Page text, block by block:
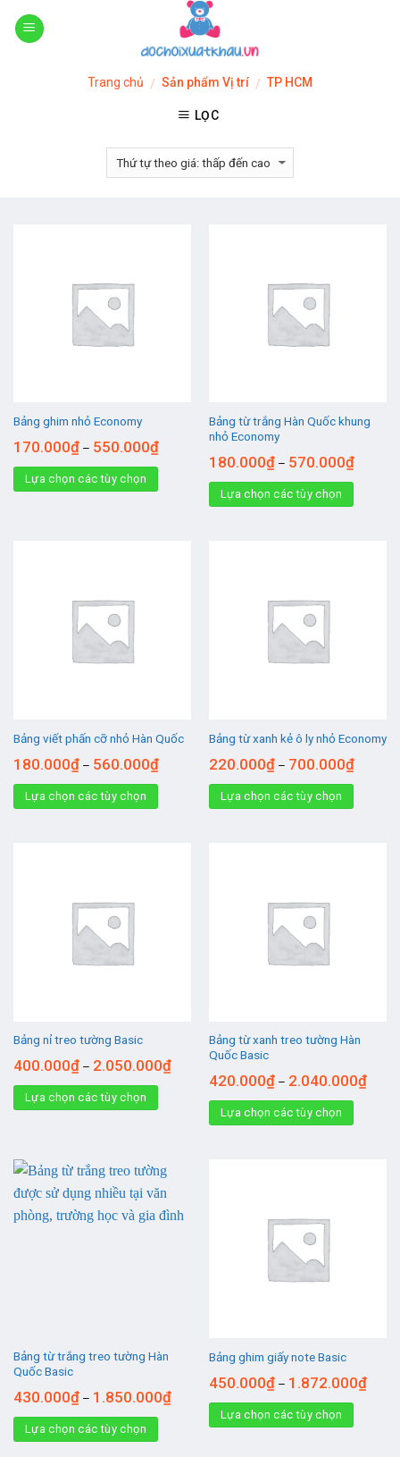
Skip
Trang chủ / Sản phẩm Vị trí / TP HCM
LỌC
Bảng ghim nhỏ Economy
170.000₫– 550.000₫
Lựa chọn các tùy chọn
Bảng từ trắng Hàn Quốc khung
nhỏ Economy
180.000₫– 570.000₫
Lựa chọn các tùy chọn
Bảng viết phấn cỡ nhỏ Hàn Quốc
180.000₫– 560.000₫
Lựa chọn các tùy chọn
Bảng từ xanh kẻ ô ly nhỏ Economy
220.000₫– 700.000₫
Lựa chọn các tùy chọn
Bảng nỉ treo tường Basic
400.000₫– 2.050.000₫
Lựa chọn các tùy chọn
Bảng từ xanh treo tường Hàn
Quốc Basic
420.000₫– 2.040.000₫
Lựa chọn các tùy chọn
Bảng từ trắng treo tường Hàn
Quốc Basic
430.000₫– 1.850.000₫
Lựa chọn các tùy chọn
Bảng ghim giấy note Basic
450.000₫– 1.872.000₫
Lựa chọn các tùy chọn